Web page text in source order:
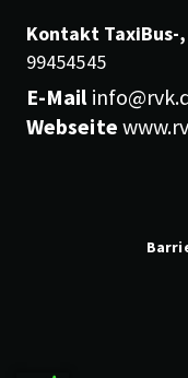
Kontakt TaxiBus-,
99454545
E-Mail
Webseite